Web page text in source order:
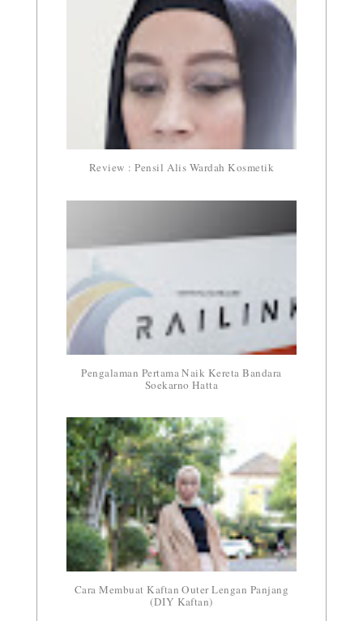
Review : Pensil Alis Wardah Kosmetik
Pengalaman Pertama Naik Kereta Bandara
Soekarno Hatta
Cara Membuat Kaftan Outer Lengan Panjang
(DIY Kaftan)